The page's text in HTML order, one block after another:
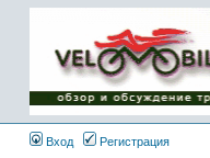
Вход Регистрация